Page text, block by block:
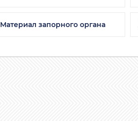
Материал запорного органа